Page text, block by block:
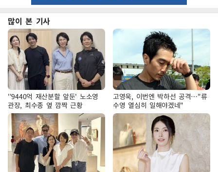
많이 본 기사
''9440억 재산분할 앞둔' 노소영
관장, 최수종 옆 깜짝 근황
고영욱, 이번엔 박하선 공격…"류
수영 열심히 일해야겠네"